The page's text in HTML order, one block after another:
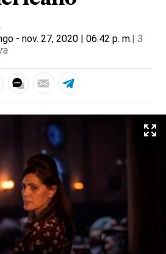
- nov. 27, 2020 | 06:42 p. m.| 3